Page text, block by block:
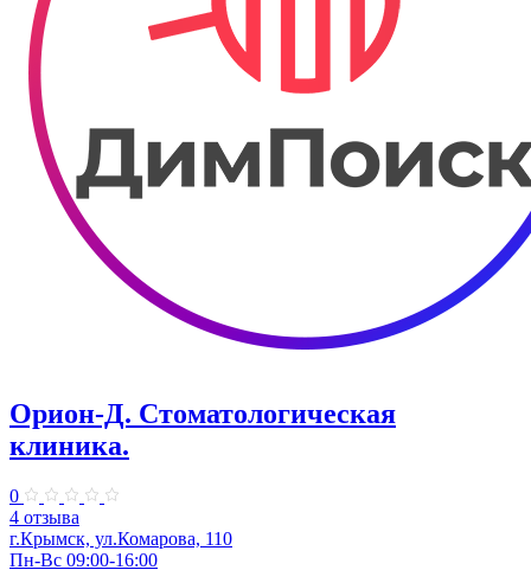
Орион-Д. ​Стоматологическая
клиника.
0
4 отзыва
г.Крымск, ул.Комарова, 110
Пн-Вс 09:00-16:00